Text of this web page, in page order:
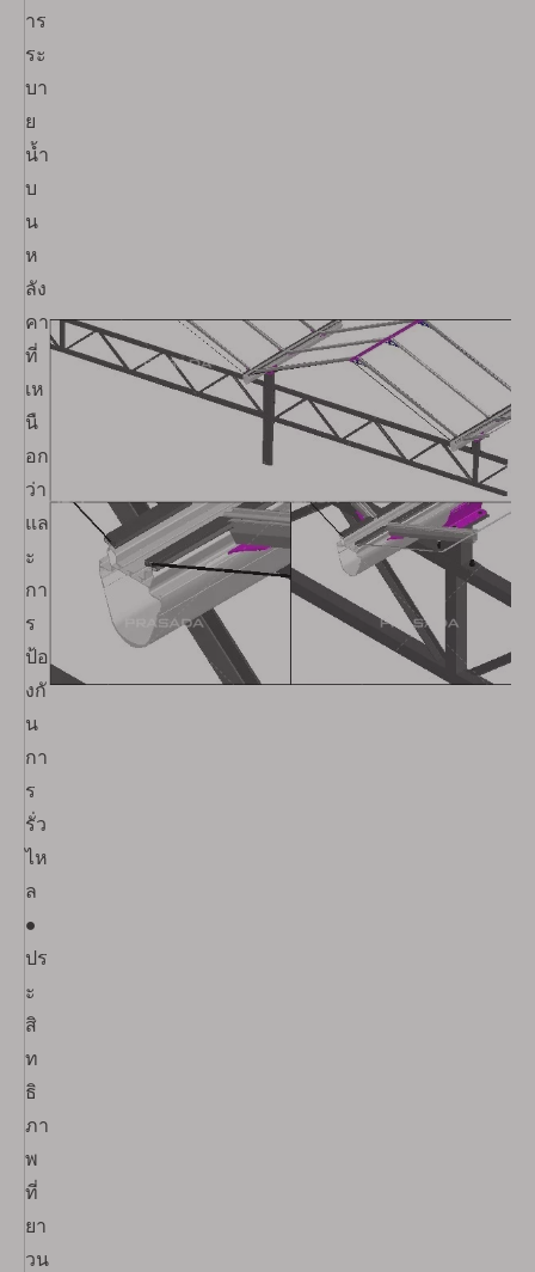
าร
ระ
บา
ย
น้ำ
บ
น
ห
ลัง
คา
ที่
เห
นื
อก
ว่า
แล
ะ
กา
ร
ป้อ
งกั
น
กา
ร
รั่ว
ไห
ล
●
ปร
ะ
สิ
ท
ธิ
ภา
พ
ที่
ยา
วน